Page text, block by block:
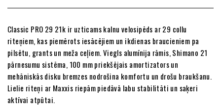
Classic PRO 29 21k ir uzticams kalnu velosipēds ar 29 collu
riteņiem, kas piemērots iesācējiem un ikdienas braucieniem pa
pilsētu, grants un meža ceļiem. Viegls alumīnija rāmis, Shimano 21
pārnesumu sistēma, 100 mm priekšējais amortizators un
mehāniskās disku bremzes nodrošina komfortu un drošu braukšanu.
Lielie riteņi ar Maxxis riepām piedāvā labu stabilitāti un saķeri
aktīvai atpūtai.